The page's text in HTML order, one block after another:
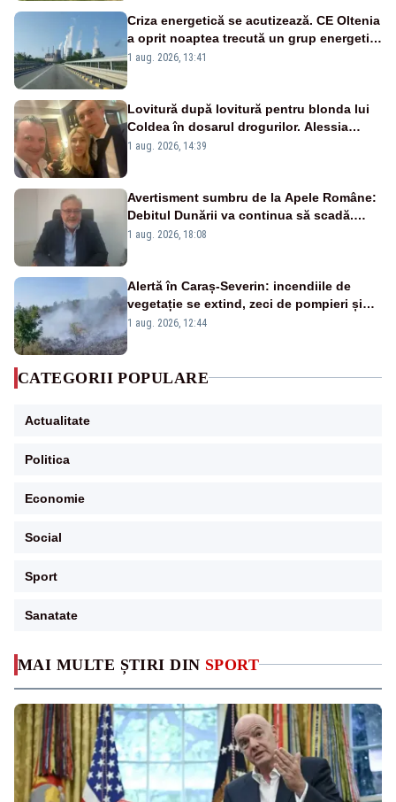
MAI MULTE ȘTIRI DIN SPORT
Criza energetică se acutizează. CE Oltenia
a oprit noaptea trecută un grup energetic
de la Rovinari
1 aug. 2026, 13:41
Lovitură după lovitură pentru blonda lui
Coldea în dosarul drogurilor. Alessia
Păcuraru explică decizia magistraților
1 aug. 2026, 14:39
Avertisment sumbru de la Apele Române:
Debitul Dunării va continua să scadă.
Cernavodă s-ar putea închide în 4 zile
1 aug. 2026, 18:08
Alertă în Caraș-Severin: incendiile de
vegetație se extind, zeci de pompieri și
silvicultori se luptă cu flăcările - VIDEO
1 aug. 2026, 12:44
CATEGORII POPULARE
Actualitate
Politica
Economie
Social
Sport
Sanatate